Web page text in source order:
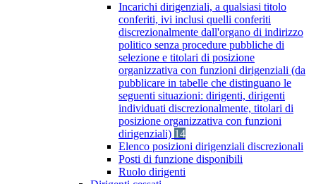
Incarichi dirigenziali, a qualsiasi titolo
conferiti, ivi inclusi quelli conferiti
discrezionalmente dall'organo di indirizzo
politico senza procedure pubbliche di
selezione e titolari di posizione
organizzativa con funzioni dirigenziali (da
pubblicare in tabelle che distinguano le
seguenti situazioni: dirigenti, dirigenti
individuati discrezionalmente, titolari di
posizione organizzativa con funzioni
dirigenziali) 14
Elenco posizioni dirigenziali discrezionali
Posti di funzione disponibili
Ruolo dirigenti